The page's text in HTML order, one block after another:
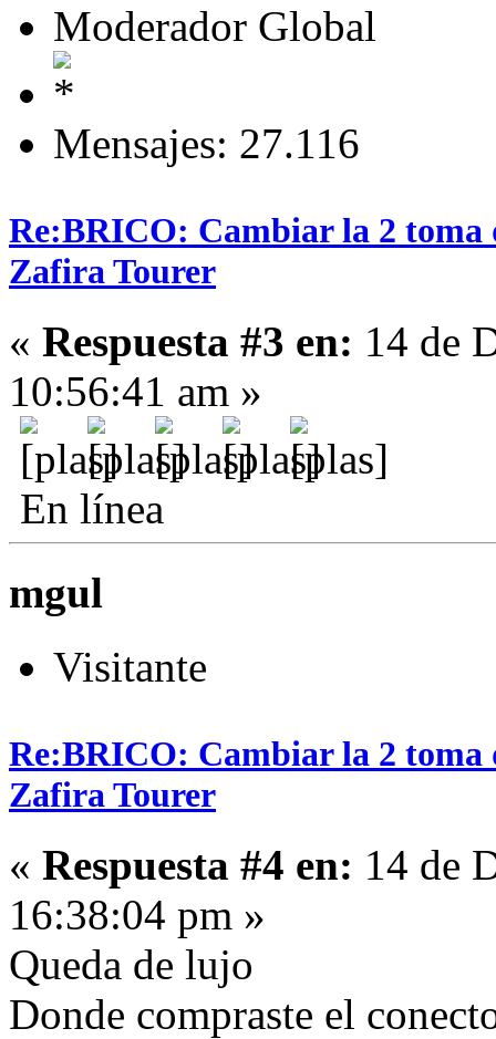
Moderador Global
Mensajes: 27.116
Re:BRICO: Cambiar la 2 toma
Zafira Tourer
« Respuesta #3 en: 14 de
10:56:41 am »
En línea
mgul
Visitante
Re:BRICO: Cambiar la 2 toma
Zafira Tourer
« Respuesta #4 en: 14 de
16:38:04 pm »
Queda de lujo
Donde compraste el